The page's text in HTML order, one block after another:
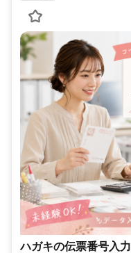
ハガキの伝票番号入力